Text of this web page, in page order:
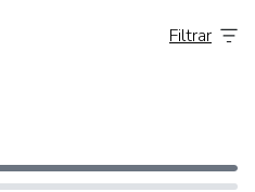
Filtrar